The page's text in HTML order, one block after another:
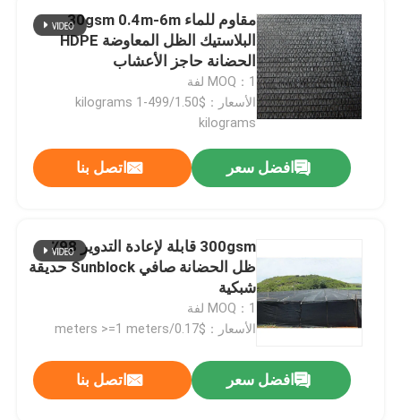
فيديوهات
حولنا
مراقبة الجودة
أخبار
مقاوم للماء 30gsm 0.4m-6m
البلاستيك الظل المعاوضة HDPE
الحضانة حاجز الأعشاب
MOQ：1 لفة
الأسعار：$1.50/kilograms 1-499
kilograms
افضل سعر اتصل بنا
300gsm قابلة لإعادة التدوير 98٪
ظل الحضانة صافي Sunblock حديقة
شبكية
MOQ：1 لفة
الأسعار：$0.17/meters >=1 meters
افضل سعر اتصل بنا